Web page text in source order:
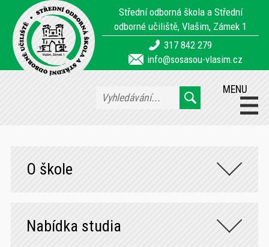
Střední odborná škola a Střední
odborné učiliště, Vlašim, Zámek 1
317 842 279
info@sosasou-vlasim.cz
MENU
O škole
Nabídka studia